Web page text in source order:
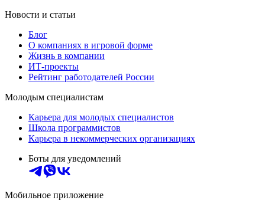
Новости и статьи
Блог
О компаниях в игровой форме
Жизнь в компании
ИТ-проекты
Рейтинг работодателей России
Молодым специалистам
Карьера для молодых специалистов
Школа программистов
Карьера в некоммерческих организациях
Боты для уведомлений
Мобильное приложение